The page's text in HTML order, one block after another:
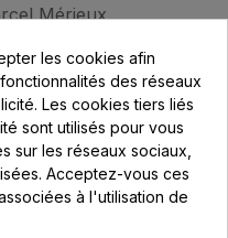
Mérieux
:
vous
les cookies afin
des réseaux
Les cookies tiers liés
sont utilisés pour vous
sur les réseaux sociaux,
Acceptez-vous ces
à l'utilisation de